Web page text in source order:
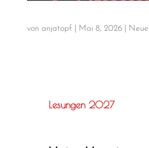
von anjatopf Mai 8, 2026|
Lesungen 2027